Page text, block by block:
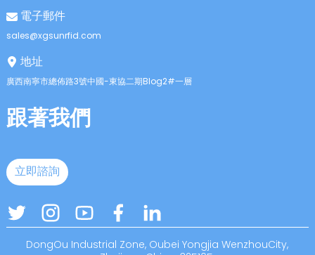
電子郵件
sales@xgsunrfid.com
地址
廣西南寧市總佈路3號中國-東協二期Blog2#一層
跟著我們
立即諮詢
DongOu Industrial Zone, Oubei Yongjia WenzhouCity,